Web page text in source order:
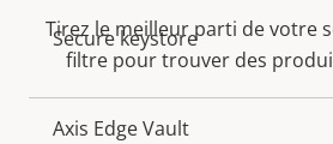
Secure keystore
Axis Edge Vault
Tirez le meilleur parti de votre
filtre pour trouver des